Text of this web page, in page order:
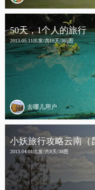
50天，1个人的旅行
2013.05.11出发/共16天/365图
去哪儿用户
小妖旅行攻略云南（
2013.04.01出发/共8天/38图